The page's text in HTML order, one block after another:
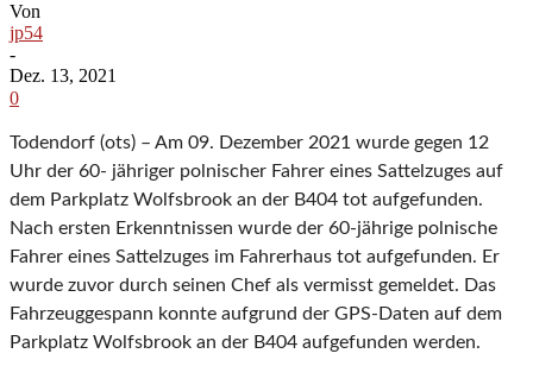
Von
jp54
-
Dez. 13, 2021
0
Todendorf (ots) – Am 09. Dezember 2021 wurde gegen 12
Uhr der 60- jähriger polnischer Fahrer eines Sattelzuges auf
dem Parkplatz Wolfsbrook an der B404 tot aufgefunden.
Nach ersten Erkenntnissen wurde der 60-jährige polnische
Fahrer eines Sattelzuges im Fahrerhaus tot aufgefunden. Er
wurde zuvor durch seinen Chef als vermisst gemeldet. Das
Fahrzeuggespann konnte aufgrund der GPS-Daten auf dem
Parkplatz Wolfsbrook an der B404 aufgefunden werden.